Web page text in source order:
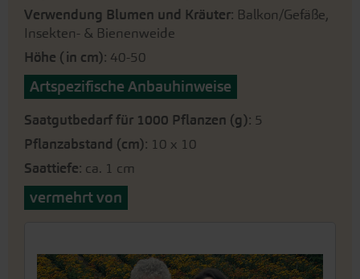
Verwendung Blumen und Kräuter: Balkon/Gefäße,
Insekten- & Bienenweide
Höhe (in cm): 40-50
Artspezifische Anbauhinweise
Saatgutbedarf für 1000 Pflanzen (g): 5
Pflanzabstand (cm): 10 x 10
Saattiefe: ca. 1 cm
vermehrt von